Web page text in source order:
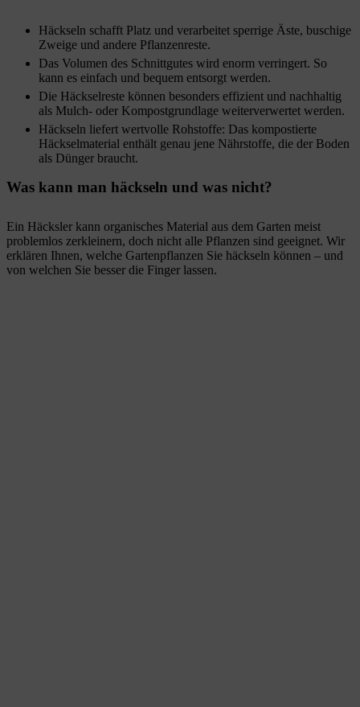
Häckseln schafft Platz und verarbeitet sperrige Äste, buschige
Zweige und andere Pflanzenreste.
Das Volumen des Schnittgutes wird enorm verringert. So
kann es einfach und bequem entsorgt werden.
Die Häckselreste können besonders effizient und nachhaltig
als Mulch- oder Kompostgrundlage weiterverwertet werden.
Häckseln liefert wertvolle Rohstoffe: Das kompostierte
Häckselmaterial enthält genau jene Nährstoffe, die der Boden
als Dünger braucht.
Was kann man häckseln und was nicht?
Ein Häcksler kann organisches Material aus dem Garten meist
problemlos zerkleinern, doch nicht alle Pflanzen sind geeignet. Wir
erklären Ihnen, welche Gartenpflanzen Sie häckseln können – und
von welchen Sie besser die Finger lassen.